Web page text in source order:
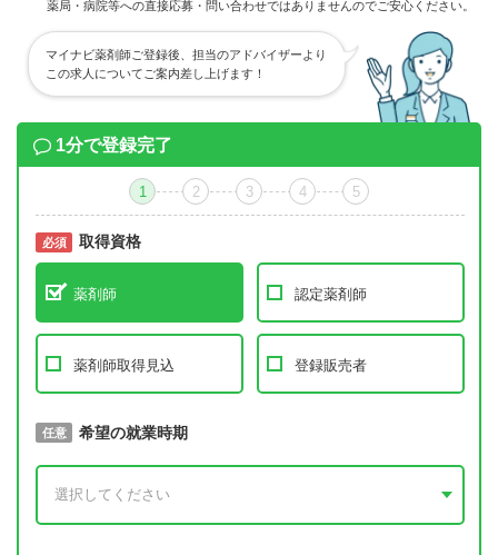
薬局・病院等への直接応募・問い合わせではありませんのでご安心ください。
マイナビ薬剤師ご登録後、担当のアドバイザーより
この求人についてご案内差し上げます！
1分で登録完了
1 2 3 4 5
必須 取得資格
薬剤師 認定薬剤師
薬剤師取得見込 登録販売者
必須 取得予定年
任意 希望の就業時期